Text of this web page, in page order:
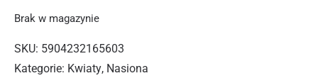
Brak w magazynie
SKU: 5904232165603
Kategorie: Kwiaty, Nasiona